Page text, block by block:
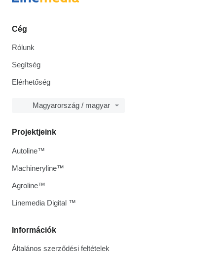
Cég
Rólunk
Segítség
Elérhetőség
Magyarország / magyar
Információk
Általános szerződési feltételek
Projektjeink
Autoline™
Machineryline™
Agroline™
Linemedia Digital ™